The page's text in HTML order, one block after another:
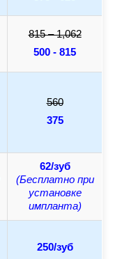
815 – 1,062
500 - 815
560
375
62/зуб
(Бесплатно при
установке
импланта)
250/зуб